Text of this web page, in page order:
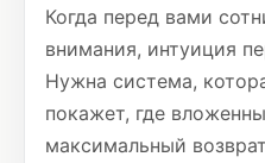
Когда перед вами
внимания, интуиция
Нужна система,
покажет, где
максимальный